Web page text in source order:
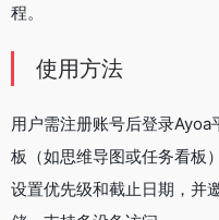
程。
使用方法
用户需注册账号后登录
板（如思维导图或任务看板
设置优先级和截止日期，并